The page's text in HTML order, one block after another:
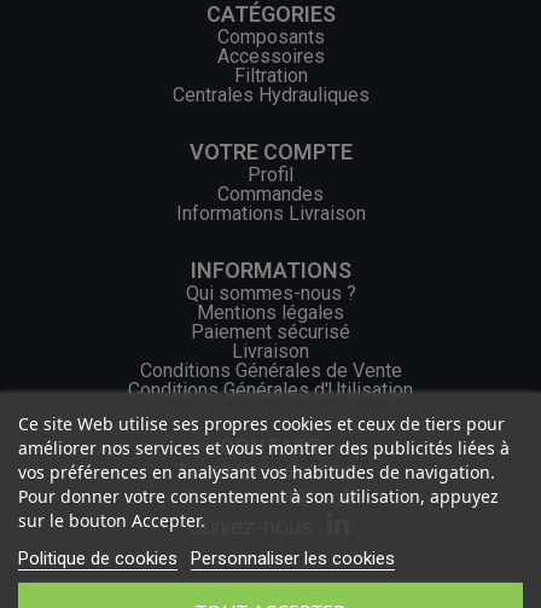
CATÉGORIES
Composants
Accessoires
Filtration
Centrales Hydrauliques
VOTRE COMPTE
Profil
Commandes
Informations Livraison
INFORMATIONS
Qui sommes-nous ?
Mentions légales
Paiement sécurisé
Livraison
Conditions Générales de Vente
Conditions Générales d'Utilisation
CONTACT
+33 (0) 2 46 65 57 43
contact.web@ocgf.fr
Suivez-nous :
Ce site Web utilise ses propres cookies et ceux de tiers pour
améliorer nos services et vous montrer des publicités liées à
vos préférences en analysant vos habitudes de navigation.
Pour donner votre consentement à son utilisation, appuyez
sur le bouton Accepter.
Politique de cookies Personnaliser les cookies